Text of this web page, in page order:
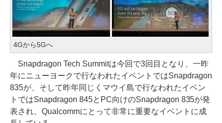
4Gから5Gへ
Snapdragon Tech Summitは今回で3回目となり、一昨
年にニューヨークで行なわれたイベントではSnapdragon
835が、そして昨年同じくマウイ島で行なわれたイベン
トではSnapdragon 845とPC向けのSnapdragon 835が発
表され、Qualcommにとって非常に重要なイベントに成